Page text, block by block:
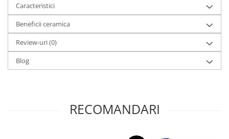
Caracteristici
Beneficii ceramica
Review-uri(0)
Blog
RECOMANDARI